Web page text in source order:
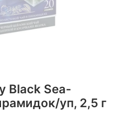
Black Sea-
уп, 2,5 г